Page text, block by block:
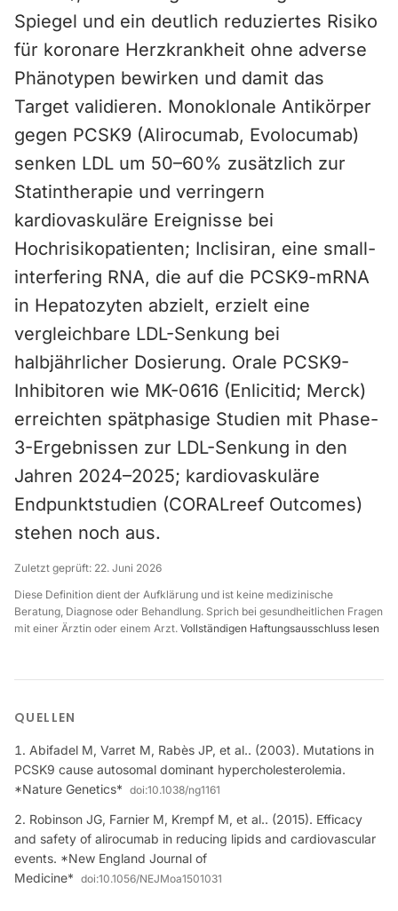
Spiegel und ein deutlich reduziertes Risiko
für koronare Herzkrankheit ohne adverse
Phänotypen bewirken und damit das
Target validieren. Monoklonale Antikörper
gegen PCSK9 (Alirocumab, Evolocumab)
senken LDL um 50–60% zusätzlich zur
Statintherapie und verringern
kardiovaskuläre Ereignisse bei
Hochrisikopatienten; Inclisiran, eine small-
interfering RNA, die auf die PCSK9-mRNA
in Hepatozyten abzielt, erzielt eine
vergleichbare LDL-Senkung bei
halbjährlicher Dosierung. Orale PCSK9-
Inhibitoren wie MK-0616 (Enlicitid; Merck)
erreichten spätphasige Studien mit Phase-
3-Ergebnissen zur LDL-Senkung in den
Jahren 2024–2025; kardiovaskuläre
Endpunktstudien (CORALreef Outcomes)
stehen noch aus.
Zuletzt geprüft: 22. Juni 2026
Diese Definition dient der Aufklärung und ist keine medizinische
Beratung, Diagnose oder Behandlung. Sprich bei gesundheitlichen Fragen
mit einer Ärztin oder einem Arzt. Vollständigen Haftungsausschluss lesen
QUELLEN
Abifadel M, Varret M, Rabès JP, et al.. (2003). Mutations in
PCSK9 cause autosomal dominant hypercholesterolemia.
*Nature Genetics* doi:10.1038/ng1161
Robinson JG, Farnier M, Krempf M, et al.. (2015). Efficacy
and safety of alirocumab in reducing lipids and cardiovascular
events. *New England Journal of
Medicine* doi:10.1056/NEJMoa1501031